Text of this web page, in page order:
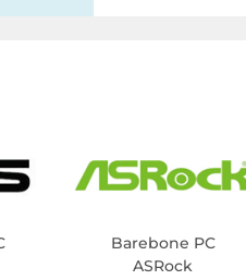
Barebone PC
ASRock